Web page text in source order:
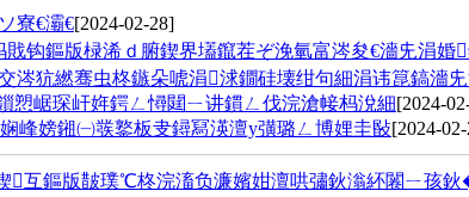
寮€灞€[2024-02-28]
钩鏂版椂浠ｄ腑鍥界壒鑹茬ぞ浼氫富涔夋€濇兂涓婚
犺繎骞虫柊鏃朵唬涓浗鐗硅壊绀句細涓讳箟鎬濇
愬崌琛屽姩鍔ㄥ憳閮ㄧ讲鏆ㄥ伐浣滄帹杩涗細[2024-
峰嫎鎺㈠彂鐜板叏鐞冩渶澶у彉璐ㄥ博娌圭敯[2024-
互鏂版皵璞℃柊浣滀负濂嬪姏澶哄彇鈥滃紑闂ㄧ孩